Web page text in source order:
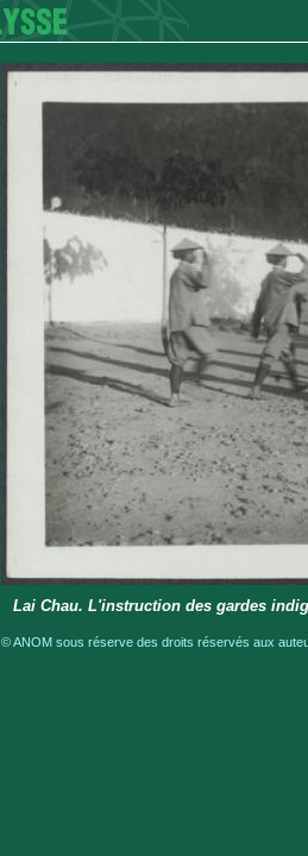
Lai Chau. L'instruction des gardes
© ANOM sous réserve des droits réservés aux